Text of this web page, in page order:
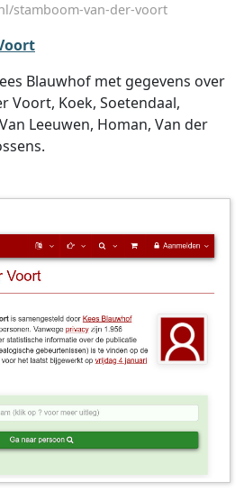
stamboom-van-der-voort
Blauwhof met gegevens over
Voort, Koek, Soetendaal,
Leeuwen, Homan, Van der